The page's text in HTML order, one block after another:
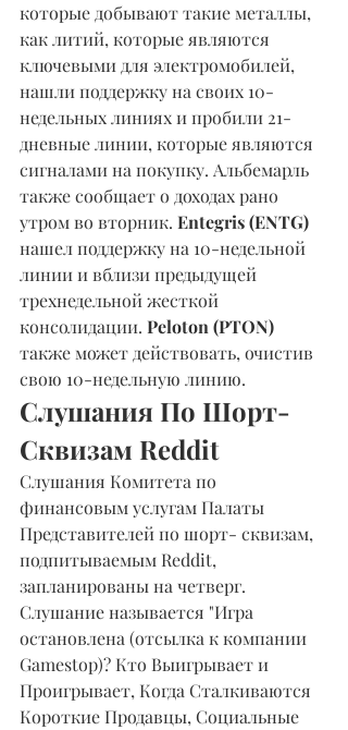
которые добывают такие металлы,
как литий, которые являются
ключевыми для электромобилей,
нашли поддержку на своих 10-
недельных линиях и пробили 21-
дневные линии, которые являются
сигналами на покупку. Альбемарль
также сообщает о доходах рано
утром во вторник. Entegris (ENTG)
нашел поддержку на 10-недельной
линии и вблизи предыдущей
трехнедельной жесткой
консолидации. Peloton (PTON)
также может действовать, очистив
свою 10-недельную линию.
Слушания По Шорт-
Сквизам Reddit
Слушания Комитета по
финансовым услугам Палаты
Представителей по шорт- сквизам,
подпитываемым Reddit,
запланированы на четверг.
Слушание называется "Игра
остановлена (отсылка к компании
Gamestop)? Кто Выигрывает и
Проигрывает, Когда Сталкиваются
Короткие Продавцы, Социальные